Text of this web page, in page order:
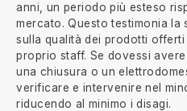
anni, un periodo più esteso
mercato. Questo testimonia la
sulla qualità dei prodotti offerti
proprio staff. Se dovessi
una chiusura o un
verificare e intervenire nel
riducendo al minimo i disagi.